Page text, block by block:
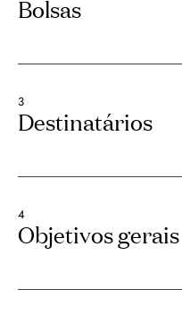
Bolsas
3
Destinatários
4
Objetivos gerais